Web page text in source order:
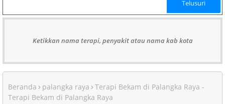
Ketikkan nama terapi, penyakit atau nama kab kota
Beranda palangka raya
Terapi Bekam di Palangka Raya -
Terapi Bekam di Palangka Raya